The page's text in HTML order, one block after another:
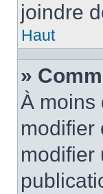
joindre
Haut
»
À moins
modifier
modifier